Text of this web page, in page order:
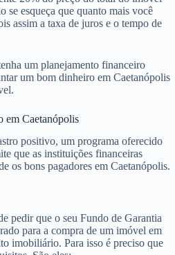
se esqueça que quanto mais você
assim a taxa de juros e o tempo de
um planejamento financeiro
um bom dinheiro em Caetanópolis
em Caetanópolis
positivo, um programa oferecido
que as instituições financeiras
os bons pagadores em Caetanópolis.
pedir que o seu Fundo de Garantia
para a compra de um imóvel em
imobiliário. Para isso é preciso que